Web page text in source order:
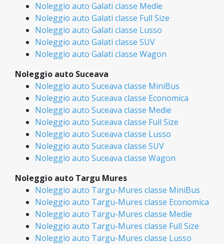
Noleggio auto Galati classe Medie
Noleggio auto Galati classe Full Size
Noleggio auto Galati classe Lusso
Noleggio auto Galati classe SUV
Noleggio auto Galati classe Wagon
Noleggio auto Suceava
Noleggio auto Suceava classe MiniBus
Noleggio auto Suceava classe Economica
Noleggio auto Suceava classe Medie
Noleggio auto Suceava classe Full Size
Noleggio auto Suceava classe Lusso
Noleggio auto Suceava classe SUV
Noleggio auto Suceava classe Wagon
Noleggio auto Targu Mures
Noleggio auto Targu-Mures classe MiniBus
Noleggio auto Targu-Mures classe Economica
Noleggio auto Targu-Mures classe Medie
Noleggio auto Targu-Mures classe Full Size
Noleggio auto Targu-Mures classe Lusso